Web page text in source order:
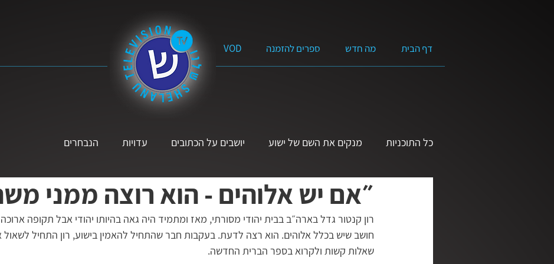
דף הבית מה חדש ספרים להזמנה VOD
כל התוכניות מנקים את השם של ישוע יושבים על הכתובים עדויות הנבחרים
שמע ישראל | הרצאות בנושא התנ״ך פרשת השבוע מוזיקה הקול הנשי לא אבדה
אמונה מעשית בגובה העיניים על הדרך ל׳ שאלות סרטים באורך מלא מים חיים |
״אם יש אלוהים - הוא רוצה ממני
רון קנטור גדל בארה״ב בבית יהודי מסורתי, מאז ומתמיד היה גאה בהיותו יהודי אבל תקופה
חושב שיש בכלל אלוהים. הוא רצה לדעת. בעקבות חבר שהתחיל להאמין בישוע, רון התחיל
שאלות קשות ולקרוא בספר הברית החדשה.